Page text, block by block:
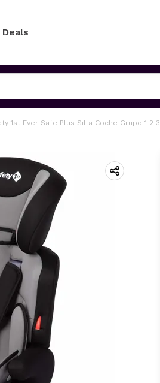
Deals
1st Ever Safe Plus Silla Coche Grupo 1 2 3